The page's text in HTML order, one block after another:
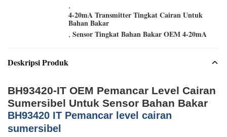
,
4-20mA Transmitter Tingkat Cairan Untuk
Bahan Bakar
, Sensor Tingkat Bahan Bakar OEM 4-20mA
Deskripsi Produk
BH93420-IT OEM Pemancar Level Cairan
Sumersibel Untuk Sensor Bahan Bakar
BH93420 IT Pemancar level cairan
sumersibel